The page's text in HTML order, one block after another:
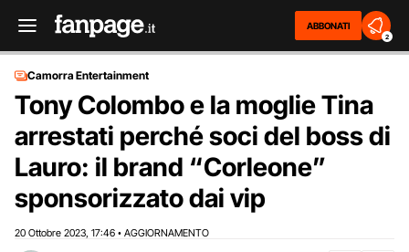
ABBONATI
2
Camorra Entertainment
Tony Colombo e la moglie Tina
arrestati perché soci del boss di
Lauro: il brand “Corleone”
sponsorizzato dai vip
20 Ottobre 2023 17:46 • AGGIORNAMENTO